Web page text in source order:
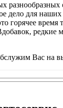
для
время
Вас на